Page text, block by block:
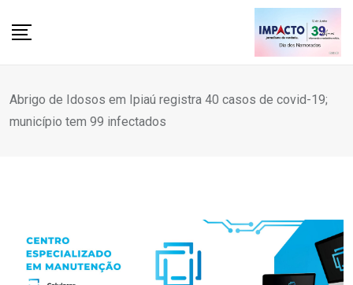
Abrigo de Idosos em Ipiaú registra 40 casos de covid-19;
município tem 99 infectados